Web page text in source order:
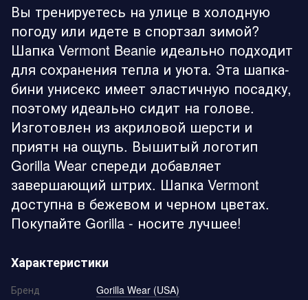
Вы тренируетесь на улице в холодную
погоду или идете в спортзал зимой?
Шапка Vermont Beanie идеально подходит
для сохранения тепла и уюта. Эта шапка-
бини унисекс имеет эластичную посадку,
поэтому идеально сидит на голове.
Изготовлен из акриловой шерсти и
приятн на ощупь. Вышитый логотип
Gorilla Wear спереди добавляет
завершающий штрих. Шапка Vermont
доступна в бежевом и черном цветах.
Покупайте Gorilla - носите лучшее!
Характеристики
Бренд
Gorilla Wear (USA)